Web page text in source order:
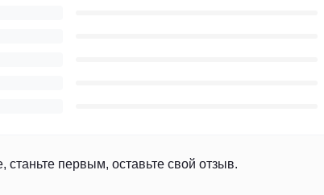
станьте первым, оставьте свой отзыв.